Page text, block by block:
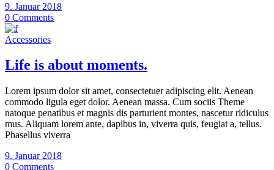
9. Januar 2018
0 Comments
Accessories
Life is about moments.
Lorem ipsum dolor sit amet, consectetuer adipiscing elit. Aenean
commodo ligula eget dolor. Aenean massa. Cum sociis Theme
natoque penatibus et magnis dis parturient montes, nascetur ridiculus
mus. Aliquam lorem ante, dapibus in, viverra quis, feugiat a, tellus.
Phasellus viverra
9. Januar 2018
0 Comments